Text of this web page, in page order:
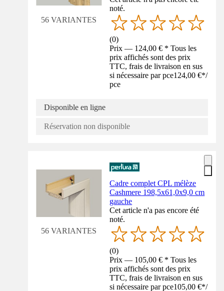
56 VARIANTES
noté.
(0)
Prix — 124,00 € * Tous les
prix affichés sont des prix
TTC, frais de livraison en sus
si nécessaire par pce124,00 €*/
pce
Disponible en ligne
Réservation non disponible
56 VARIANTES
Cadre complet CPL mélèze
Cashmere 198,5x61,0x9,0 cm
gauche
Cet article n'a pas encore été
noté.
(0)
Prix — 105,00 € * Tous les
prix affichés sont des prix
TTC, frais de livraison en sus
si nécessaire par pce105,00 €*/